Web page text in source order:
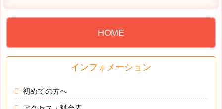
HOME
インフォメーション
初めての方へ